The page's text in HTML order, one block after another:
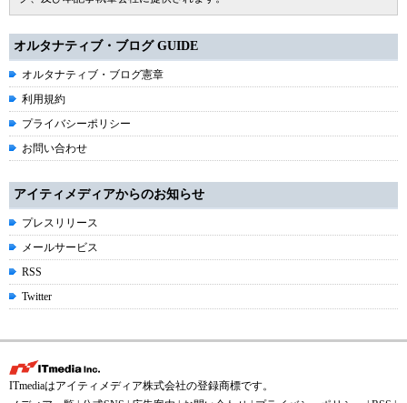
オルタナティブ・ブログ GUIDE
オルタナティブ・ブログ憲章
利用規約
プライバシーポリシー
お問い合わせ
アイティメディアからのお知らせ
プレスリリース
メールサービス
RSS
Twitter
ITmediaはアイティメディア株式会社の登録商標です。